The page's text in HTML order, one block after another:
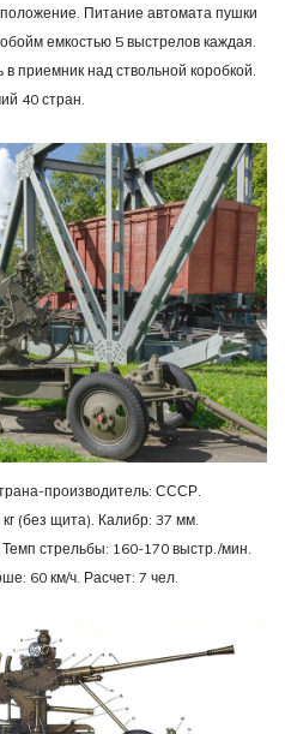
Питание автомата пушки
емкостью 5 выстрелов каждая.
приемник над ствольной коробкой.
40 стран.
производитель: СССР.
(без щита). Калибр: 37 мм.
стрельбы: 160-170 выстр./мин.
60 км/ч. Расчет: 7 чел.